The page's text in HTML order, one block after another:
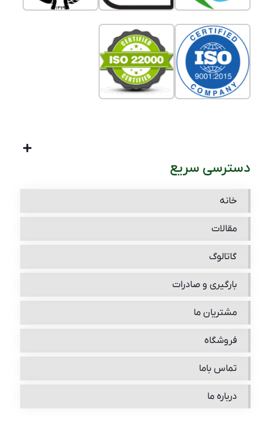
دسترسی سریع
خانه
مقالات
گاتالوگ
بارگیری و صادرات
مشتریان ما
فروشگاه
تماس باما
درباره ما